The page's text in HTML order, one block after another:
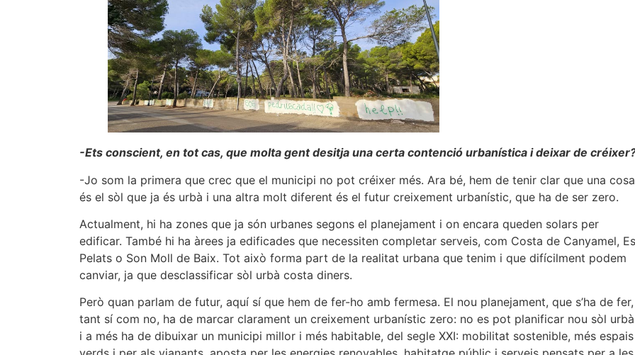
-Ets conscient, en tot cas, que molta gent desitja una certa contenció urbanística i deixar de
-Jo som la primera que crec que el municipi no pot créixer més. Ara bé, hem de tenir clar que una cosa
és el sòl que ja és urbà i una altra molt diferent és el futur creixement urbanístic, que ha de ser zero.
Actualment, hi ha zones que ja són urbanes segons el planejament i on encara queden solars per
edificar. També hi ha àrees ja edificades que necessiten completar serveis, com Costa de Canyamel, Es
Pelats o Son Moll de Baix. Tot això forma part de la realitat urbana que tenim i que difícilment podem
canviar, ja que desclassificar sòl urbà costa diners.
Però quan parlam de futur, aquí sí que hem de fer-ho amb fermesa. El nou planejament, que s’ha de fer,
tant sí com no, ha de marcar clarament un creixement urbanístic zero: no es pot planificar nou sòl
i a més ha de dibuixar un municipi millor i més habitable, del segle XXI: mobilitat sostenible, més espais